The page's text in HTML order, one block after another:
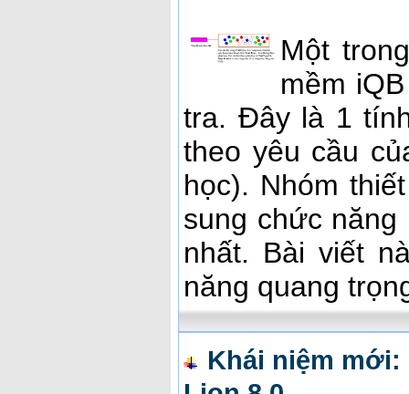
Một
mềm
tra. Đây là 1
theo yêu cầu
học). Nhóm
sung chức
nhất. Bài viết
năng quang
Khái niệm